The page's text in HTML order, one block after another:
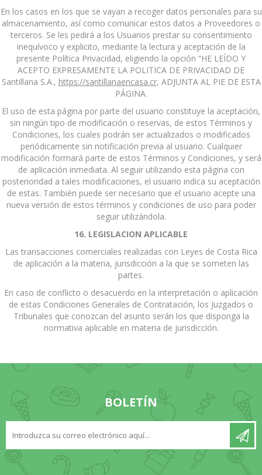
En los casos en los que se vayan a recoger datos personales para su
almacenamiento, así como comunicar estos datos a Proveedores o
terceros. Se les pedirá a los Usuarios prestar su consentimiento
inequívoco y explicito, mediante la lectura y aceptación de la
presente Política Privacidad, eligiendo la opción “HE LEÍDO Y
ACEPTO EXPRESAMENTE LA POLITICA DE PRIVACIDAD DE
Santillana S.A., https://santillanaencasa.cr, ADJUNTA AL PIE DE ESTA
PÁGINA.
El uso de esta página por parte del usuario constituye la aceptación,
sin ningún tipo de modificación o reservas, de estos Términos y
Condiciones, los cuales podrán ser actualizados o modificados
periódicamente sin notificación previa al usuario. Cualquier
modificación formará parte de estos Términos y Condiciones, y será
de aplicación inmediata. Al seguir utilizando esta página con
posterioridad a tales modificaciones, el usuario indica su aceptación
de estas. También puede ser necesario que el usuario acepte una
nueva versión de estos términos y condiciones de uso para poder
seguir utilizándola.
16. LEGISLACION APLICABLE
Las transacciones comerciales realizadas con Leyes de Costa Rica
de aplicación a la materia, jurisdicción a la que se someten las
partes.
En caso de conflicto o desacuerdo en la interpretación o aplicación
de estas Condiciones Generales de Contratación, los Juzgados o
Tribunales que conozcan del asunto serán los que disponga la
normativa aplicable en materia de jurisdicción.
BOLETÍN